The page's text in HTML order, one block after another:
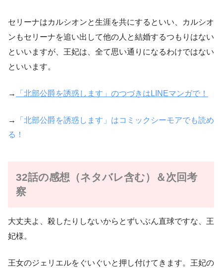
セリーナはカルシオンと生涯を共にするといい、カルシオ
ンもセリーナを追い出して他の人と結婚するつもりはない
といいますが、王妃は、全て思い通りになるわけではない
といいます。
→ 「北部公爵を誘惑します」のつづきはLINEマンガで！
→
「北部公爵を誘惑します」はコミックシーモアでも読め
る！
32話の感想（ネタバレ含む）＆次回考
察
大丈夫よ、殺したりしないからとずいぶん直球ですな、王
妃様。
王女のジェリエルをぐいぐいと押し付けてきます。王妃の